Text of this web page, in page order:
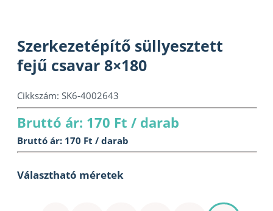
Szerkezetépítő süllyesztett
fejű csavar 8×180
Cikkszám: SK6-4002643
Bruttó ár: 170 Ft / darab
Bruttó ár: 170 Ft / darab
Választható méretek